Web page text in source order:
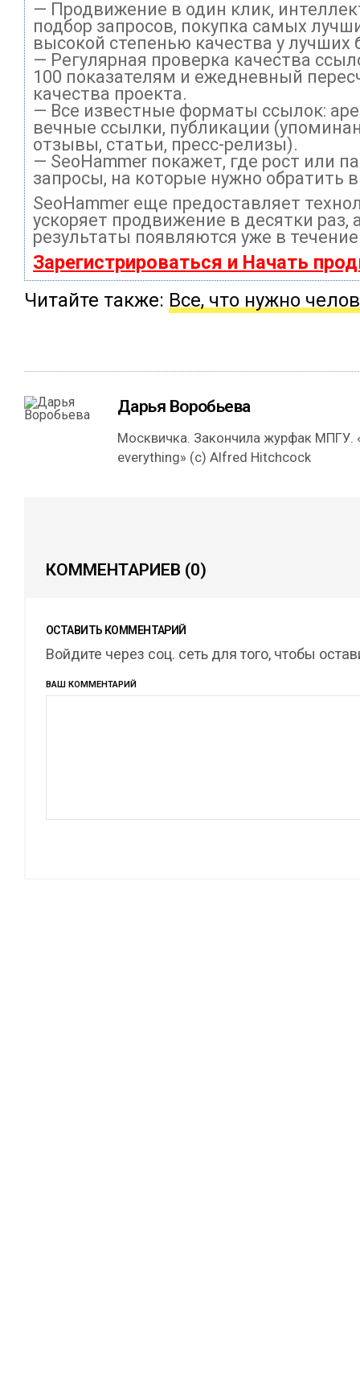
— Продвижение в один клик,
подбор запросов, покупка самых
высокой степенью качества у лучших
— Регулярная проверка качества
100 показателям и ежедневный
качества проекта.
— Все известные форматы ссылок:
вечные ссылки, публикации
отзывы, статьи, пресс-релизы).
— SeoHammer покажет, где рост или
запросы, на которые нужно обратить
SeoHammer еще предоставляет
ускоряет продвижение в десятки раз,
результаты появляются уже в
Зарегистрироваться и Начать
Читайте также: Все, что нужно
Дарья Воробьева
Москвичка. Закончила журфак МПГУ.
everything» (с) Alfred Hitchcock
КОММЕНТАРИЕВ (0)
ОСТАВИТЬ КОММЕНТАРИЙ
Войдите через соц. сеть для того, чтобы
ВАШ КОММЕНТАРИЙ